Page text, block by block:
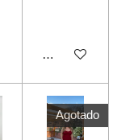
Añadir al
Agotado